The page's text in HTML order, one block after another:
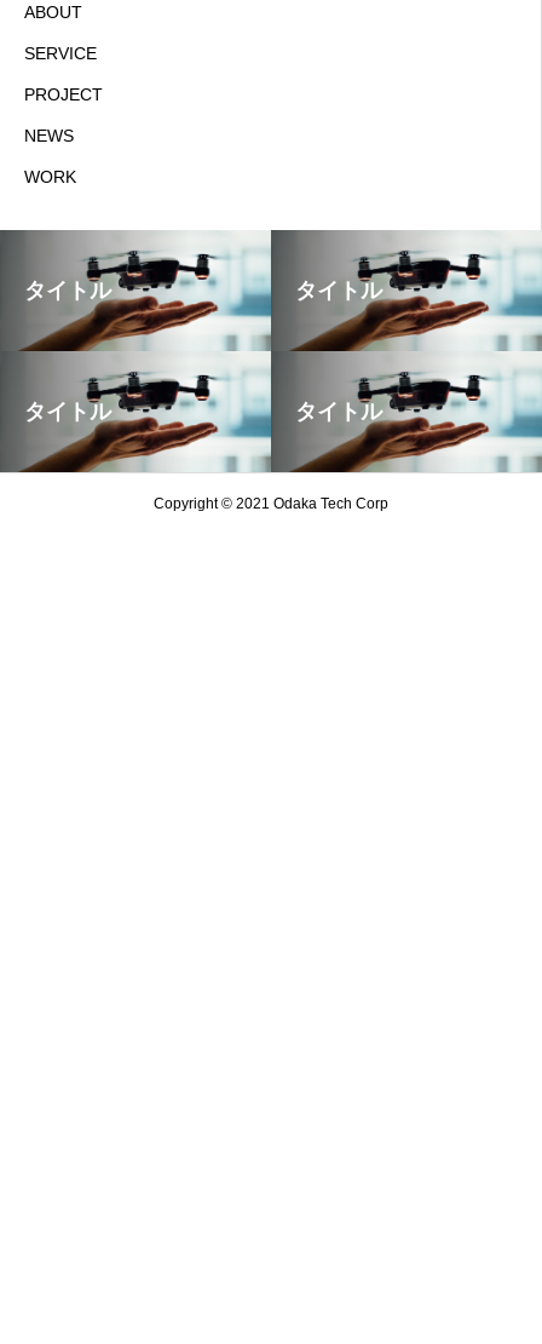
ABOUT
SERVICE
PROJECT
NEWS
WORK
タイトル タイトル
タイトル タイトル
Copyright © 2021 Odaka Tech Corp